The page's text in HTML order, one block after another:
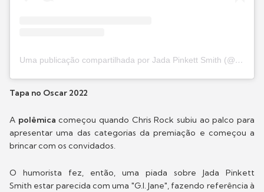
Uma publicação compartilhada por Jada Pinkett Smith (@jadapinkettsmith)
Tapa no Oscar 2022
A polêmicacomeçou quando Chris Rock subiu ao palco para
apresentar uma das categorias da premiação e começou a
brincar com os convidados.
O humorista fez, então, uma piada sobre Jada Pinkett
Smith estar parecida com uma "G.I. Jane", fazendo referência à